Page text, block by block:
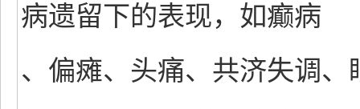
病遗留下的表现，如癫病
、偏瘫、头痛、共济失调